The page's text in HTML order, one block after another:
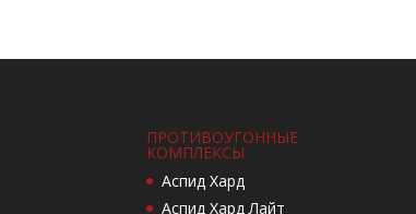
ПРОТИВОУГОННЫЕ
КОМПЛЕКСЫ
Аспид Хард
Аспид Хард Лайт